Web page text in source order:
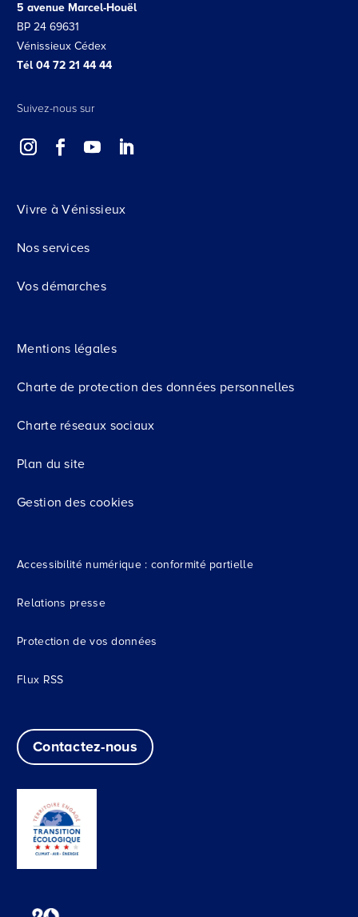
5 avenue Marcel-Houël
BP 24 69631
Vénissieux Cédex
Tél 04 72 21 44 44
Suivez-nous sur
Vivre à Vénissieux
Nos services
Vos démarches
Mentions légales
Charte de protection des données personnelles
Charte réseaux sociaux
Plan du site
Gestion des cookies
Accessibilité numérique : conformité partielle
Relations presse
Protection de vos données
Flux RSS
Contactez-nous